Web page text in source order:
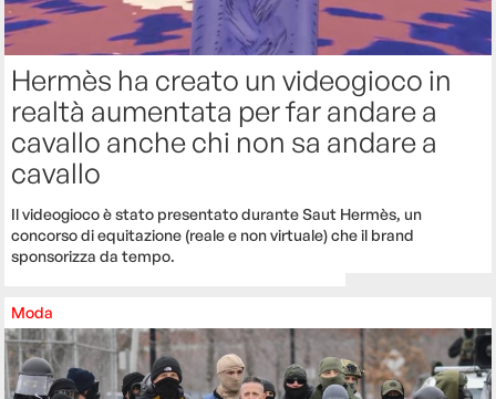
Hermès ha creato un videogioco in
realtà aumentata per far andare a
cavallo anche chi non sa andare a
cavallo
Il videogioco è stato presentato durante Saut Hermès, un
concorso di equitazione (reale e non virtuale) che il brand
sponsorizza da tempo.
Moda